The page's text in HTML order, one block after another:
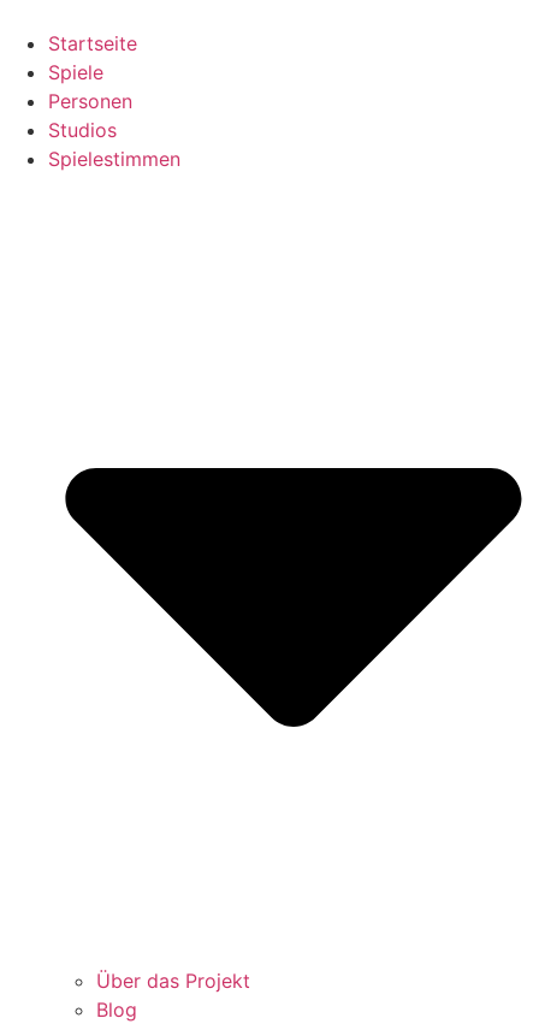
Inhalt
springen
Startseite
Spiele
Personen
Studios
Spielestimmen
Über das Projekt
Blog